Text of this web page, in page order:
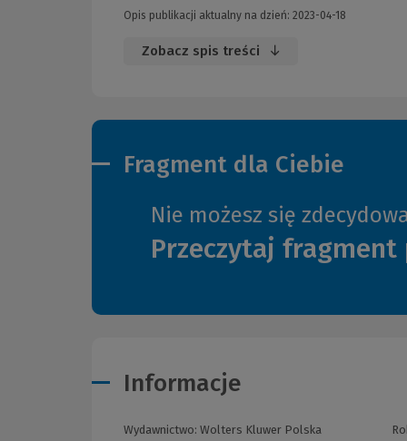
Opis publikacji aktualny na dzień: 2023-04-18
Zobacz spis treści
Fragment dla Ciebie
Nie możesz się
Przeczytaj
Informacje
Wydawnictwo: Wolters Kluwer Polska